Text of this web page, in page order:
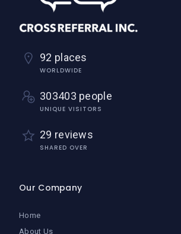
92 places
WORLDWIDE
303403 people
UNIQUE VISITORS
29 reviews
SHARED OVER
Our Company
Home
About Us